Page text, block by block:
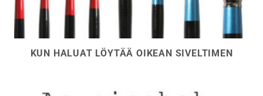
KUN HALUAT LÖYTÄÄ OIKEAN SIVELTIMEN